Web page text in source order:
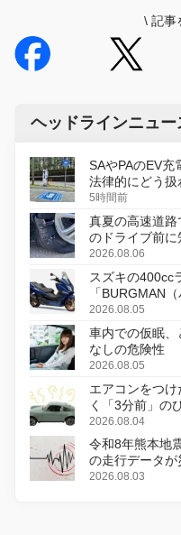
\ 記事
ヘッドラインニュー
SAやPAのEV充
法律的にどう扱
5時間前
真夏の高速道
のドライブ前
2026.08.06
スズキの400cc
「BURGMAN
変更し、8月18
2026.08.05
車内での仮眠
なしの危険性
2026.08.05
エアコンをつ
く「3分前」の
2026.08.04
令和8年熊本地
の走行データが
2026.08.03